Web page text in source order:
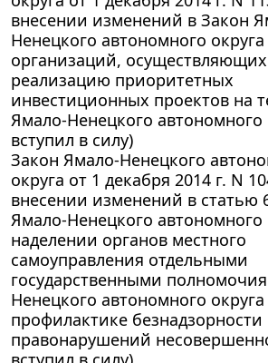
внесении изменений в Закон
Ненецкого автономного
организаций, осуществляющих
реализацию приоритетных
инвестиционных проектов на
Ямало-Ненецкого автономного
вступил в силу)
Закон Ямало-Ненецкого
округа от 1 декабря 2014 г. N
внесении изменений в статью
Ямало-Ненецкого автономного
наделении органов местного
самоуправления отдельными
государственными
Ненецкого автономного
профилактике безнадзорности
правонарушений